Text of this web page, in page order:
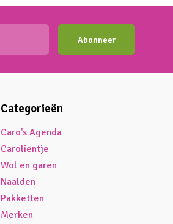
Abonneer
Categorieën
Caro's Agenda
Carolientje
Wol en garen
Naalden
Pakketten
Merken